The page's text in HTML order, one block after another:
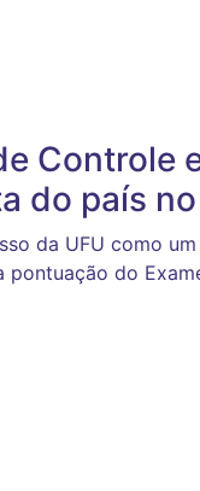
Controle
do país
da UFU como
do